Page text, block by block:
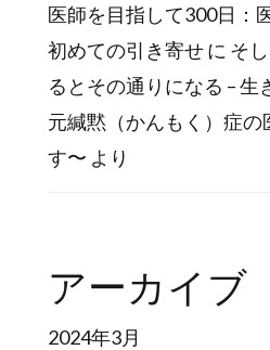
医師を目指して300日：
初めての引き寄せに そ
るとその通りになる – 生
元緘黙（かんもく）症
す〜 より
アーカイブ
2024年3月